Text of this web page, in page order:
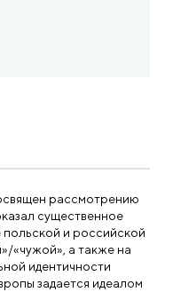
рассмотрению
существенное
и российской
«чужой», а также на
идентичности
задается идеалом